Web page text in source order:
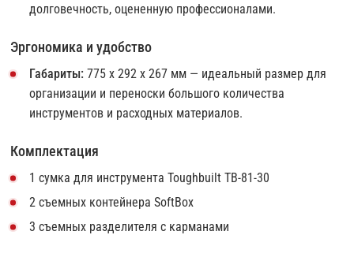
долговечность, оцененную профессионалами.
Эргономика и удобство
Габариты: 775 x 292 x 267 мм — идеальный размер для
организации и переноски большого количества
инструментов и расходных материалов.
Комплектация
1 сумка для инструмента Toughbuilt TB-81-30
2 съемных контейнера SoftBox
3 съемных разделителя с карманами